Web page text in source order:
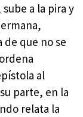
a la pira y
que no se
al
parte, en la
relata la